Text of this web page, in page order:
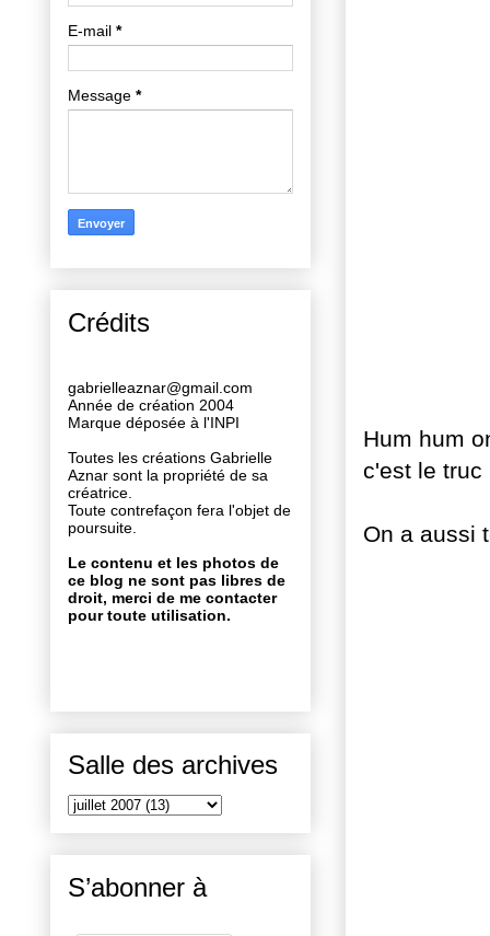
Hum hum
c'est le truc
On a aussi
E-mail *
Message *
Crédits
gabrielleaznar@gmail.com
Année de création 2004
Marque déposée à l'INPI
Toutes les créations Gabrielle
Aznar sont la propriété de sa
créatrice.
Toute contrefaçon fera l'objet de
poursuite.
Le contenu et les photos de
ce blog ne sont pas libres de
droit, merci de me contacter
pour toute utilisation.
Salle des archives
S’abonner à